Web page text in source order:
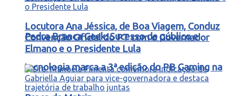
Pedra Branca Geek: Sucesso de público e
tecnologia marca a 3ª edição do PB Gaming na
Locutora Ana Jéssica, de Boa Viagem, Conduz
Convenção Oficial do PT com o Governador
Elmano e o Presidente Lula